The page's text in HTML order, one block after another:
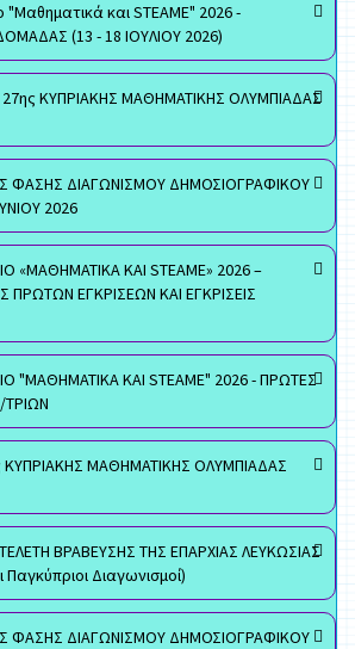
"Μαθηματικά και STEAME" 2026 -
(13 - 18 ΙΟΥΛΙΟΥ 2026)
ΚΥΠΡΙΑΚΗΣ ΜΑΘΗΜΑΤΙΚΗΣ ΟΛΥΜΠΙΑΔΑΣ
ΦΑΣΗΣ ΔΙΑΓΩΝΙΣΜΟΥ ΔΗΜΟΣΙΟΓΡΑΦΙΚΟΥ
2026
«ΜΑΘΗΜΑΤΙΚΑ ΚΑΙ STEAME» 2026 –
ΠΡΩΤΩΝ ΕΓΚΡΙΣΕΩΝ ΚΑΙ ΕΓΚΡΙΣΕΙΣ
"ΜΑΘΗΜΑΤΙΚΑ ΚΑΙ STEAME" 2026 - ΠΡΩΤΕΣ
ΜΑΘΗΜΑΤΙΚΗΣ ΟΛΥΜΠΙΑΔΑΣ
ΒΡΑΒΕΥΣΗΣ ΤΗΣ ΕΠΑΡΧΙΑΣ ΛΕΥΚΩΣΙΑΣ
Παγκύπριοι Διαγωνισμοί)
ΦΑΣΗΣ ΔΙΑΓΩΝΙΣΜΟΥ ΔΗΜΟΣΙΟΓΡΑΦΙΚΟΥ